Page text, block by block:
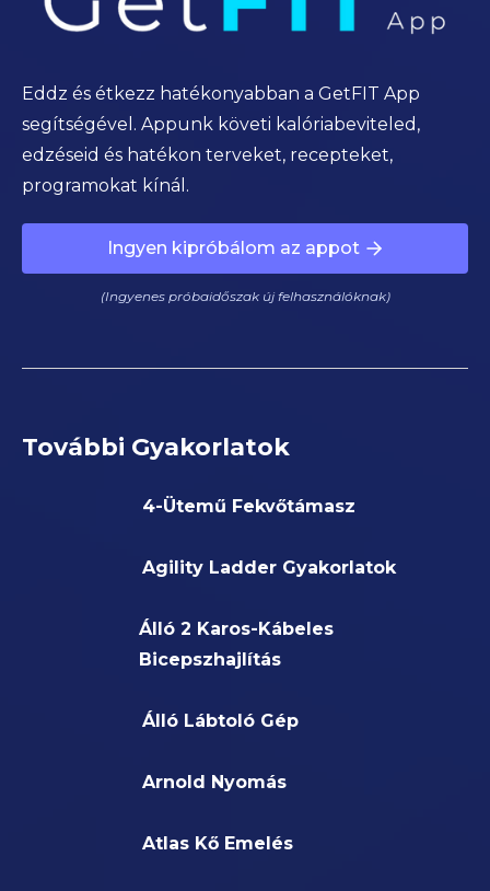
Eddz és étkezz hatékonyabban a GetFIT App
segítségével. Appunk követi kalóriabeviteled,
edzéseid és hatékon terveket, recepteket,
programokat kínál.
Ingyen kipróbálom az appot
(Ingyenes próbaidőszak új felhasználóknak)
További Gyakorlatok
4-Ütemű Fekvőtámasz
Agility Ladder Gyakorlatok
Álló 2 Karos-Kábeles
Bicepszhajlítás
Álló Lábtoló Gép
Arnold Nyomás
Atlas Kő Emelés